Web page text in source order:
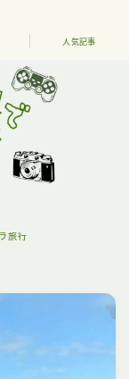
人気記事
旅行